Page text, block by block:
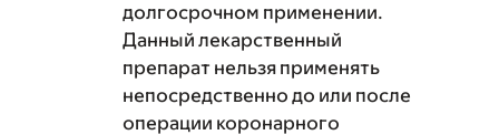
долгосрочном применении.
Данный лекарственный
препарат нельзя применять
непосредственно до или после
операции коронарного